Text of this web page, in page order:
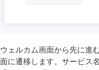
ウェルカム画面から先に進
面に遷移します。サービス